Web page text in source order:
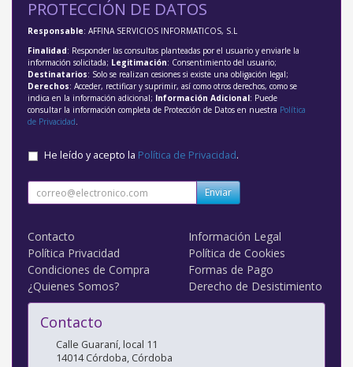
PROTECCIÓN DE DATOS
Responsable: AFFINA SERVICIOS INFORMATICOS, S.L
Finalidad: Responder las consultas planteadas por el usuario y enviarle la
información solicitada; Legitimación: Consentimiento del usuario;
Destinatarios: Solo se realizan cesiones si existe una obligación legal;
Derechos: Acceder, rectificar y suprimir, así como otros derechos, como se
indica en la información adicional; Información Adicional: Puede
consultar la información completa de Protección de Datos en nuestra Política
de Privacidad.
He leído y acepto la Política de Privacidad.
Enviar
Contacto
Información Legal
Política Privacidad
Política de Cookies
Condiciones de Compra
Formas de Pago
¿Quienes Somos?
Derecho de Desistimiento
Contacto
Calle Guaraní, local 11
14014 Córdoba, Córdoba